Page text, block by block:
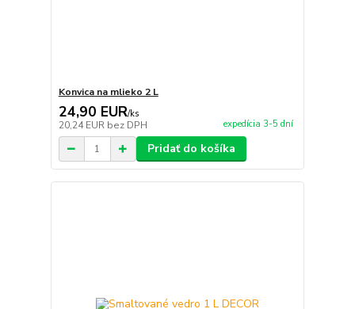
Konvica na mlieko 2 L
24,90 EUR/ks
20,24 EUR bez DPH expedícia 3-5 dní
Pridať do košíka